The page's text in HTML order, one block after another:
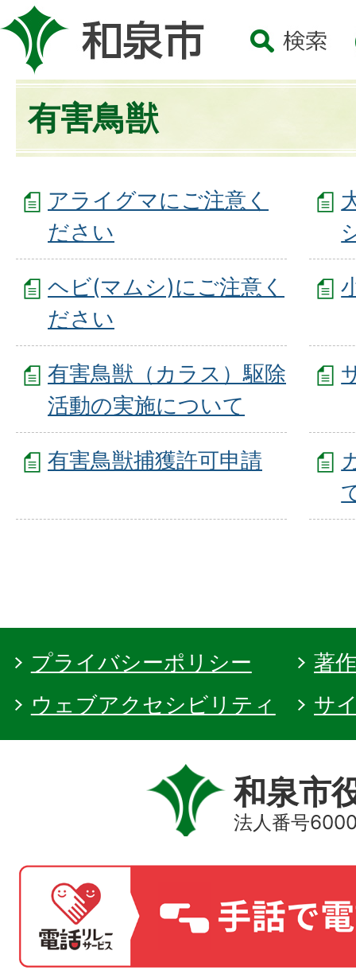
有害鳥獣
アライグマにご注意く
ださい
ヘビ(マムシ)にご注意く
ださい
有害鳥獣（カラス）駆除
活動の実施について
有害鳥獣捕獲許可申請
プライバシーポリシー
著
ウェブアクセシビリティ
サ
和泉市
法人番号